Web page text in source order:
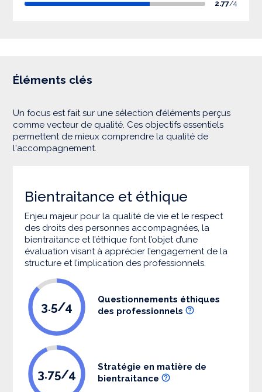
2.77/4
Éléments clés
Un focus est fait sur une sélection d’éléments perçus
comme vecteur de qualité. Ces objectifs essentiels
permettent de mieux comprendre la qualité de
l'accompagnement.
Bientraitance et éthique
Enjeu majeur pour la qualité de vie et le respect
des droits des personnes accompagnées, la
bientraitance et l’éthique font l’objet d’une
évaluation visant à apprécier l’engagement de la
structure et l’implication des professionnels.
3.5/4
Questionnements éthiques
des professionnels
3.75/4
Stratégie en matière de
bientraitance